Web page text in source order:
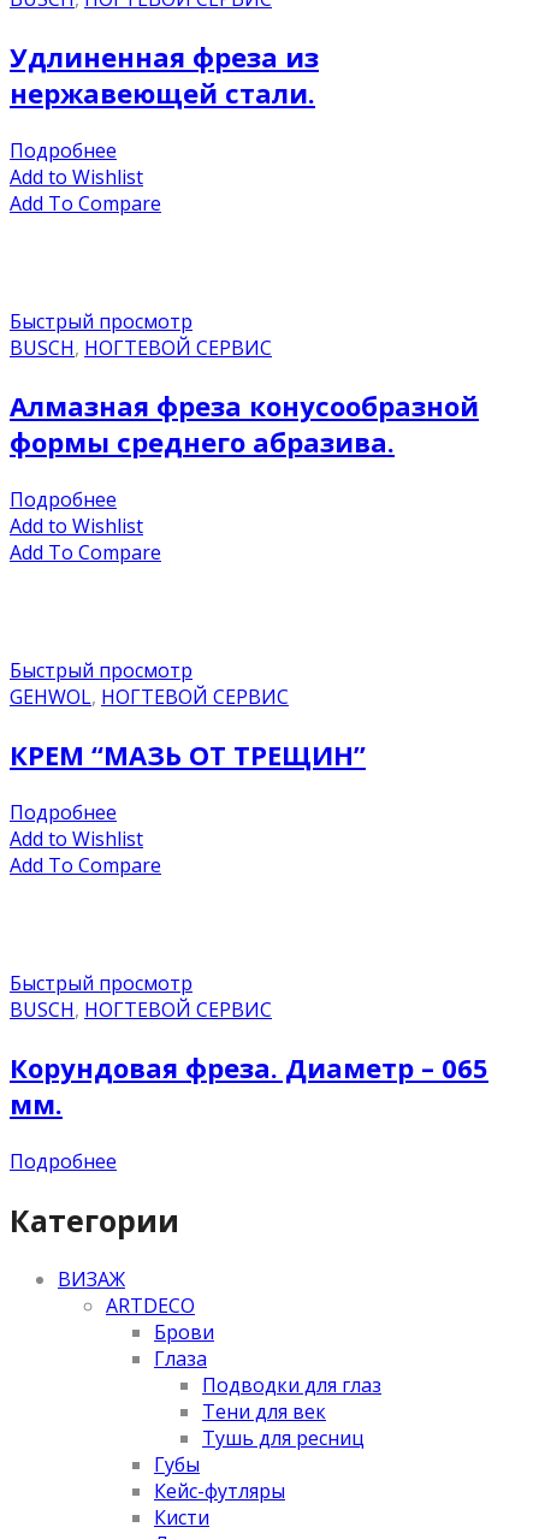
Удлиненная фреза из
нержавеющей стали.
Подробнее
Add to Wishlist
Add To Compare
Быстрый просмотр
BUSCH, НОГТЕВОЙ СЕРВИС
Алмазная фреза конусообразной
формы среднего абразива.
Подробнее
Add to Wishlist
Add To Compare
Быстрый просмотр
GEHWOL, НОГТЕВОЙ СЕРВИС
КРЕМ “МАЗЬ ОТ ТРЕЩИН”
Подробнее
Add to Wishlist
Add To Compare
Быстрый просмотр
BUSCH, НОГТЕВОЙ СЕРВИС
Корундовая фреза. Диаметр – 065
мм.
Подробнее
Категории
ВИЗАЖ
ARTDECO
Брови
Глаза
Подводки для глаз
Тени для век
Тушь для ресниц
Губы
Кейс-футляры
Кисти